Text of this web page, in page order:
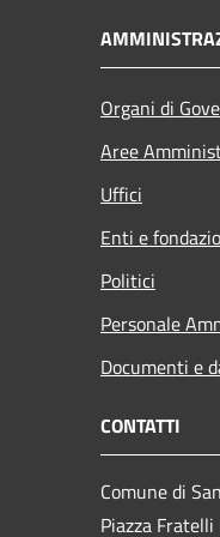
Organi di
Aree
Uffici
Enti e
Politici
Personale
Documenti e
CONTATTI
Comune di
Piazza Fratelli